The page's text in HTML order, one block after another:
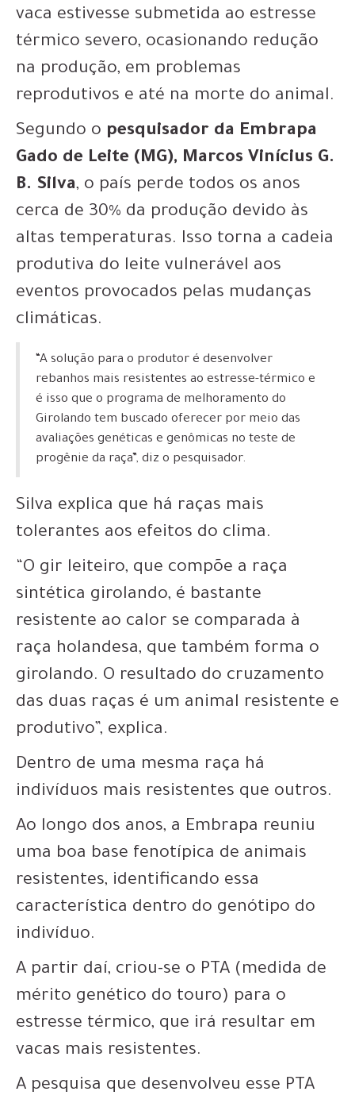
vaca estivesse submetida ao estresse
térmico severo, ocasionando redução
na produção, em problemas
reprodutivos e até na morte do animal.
Segundo o pesquisador da Embrapa
Gado de Leite (MG), Marcos Vinícius G.
B. Silva, o país perde todos os anos
cerca de 30% da produção devido às
altas temperaturas. Isso torna a cadeia
produtiva do leite vulnerável aos
eventos provocados pelas mudanças
climáticas.
“A solução para o produtor é desenvolver
rebanhos mais resistentes ao estresse-térmico e
é isso que o programa de melhoramento do
Girolando tem buscado oferecer por meio das
avaliações genéticas e genômicas no teste de
progênie da raça”, diz o pesquisador.
Silva explica que há raças mais
tolerantes aos efeitos do clima.
“O gir leiteiro, que compõe a raça
sintética girolando, é bastante
resistente ao calor se comparada à
raça holandesa, que também forma o
girolando. O resultado do cruzamento
das duas raças é um animal resistente e
produtivo”, explica.
Dentro de uma mesma raça há
indivíduos mais resistentes que outros.
Ao longo dos anos, a Embrapa reuniu
uma boa base fenotípica de animais
resistentes, identificando essa
característica dentro do genótipo do
indivíduo.
A partir daí, criou-se o PTA (medida de
mérito genético do touro) para o
estresse térmico, que irá resultar em
vacas mais resistentes.
A pesquisa que desenvolveu esse PTA